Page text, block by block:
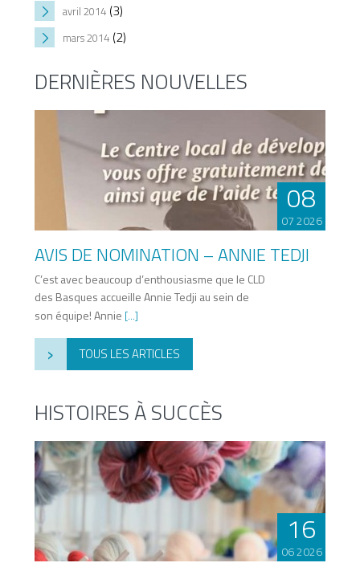
avril 2014(3)
mars 2014(2)
DERNIÈRES NOUVELLES
08
07 2026
AVIS DE NOMINATION – ANNIE TEDJI
C’est avec beaucoup d’enthousiasme que le CLD
des Basques accueille Annie Tedji au sein de
son équipe! Annie [...]
› TOUS LES ARTICLES
HISTOIRES À SUCCÈS
16
06 2026